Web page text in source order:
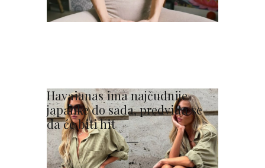
Havaianas ima najčudnije
japanke do sada, predviđa se
da će biti hit